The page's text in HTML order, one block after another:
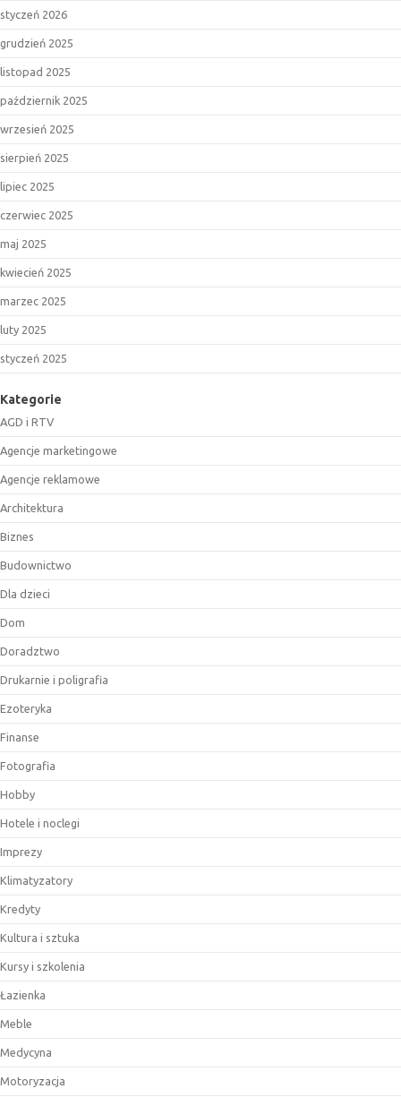
styczeń 2026
grudzień 2025
listopad 2025
październik 2025
wrzesień 2025
sierpień 2025
lipiec 2025
czerwiec 2025
maj 2025
kwiecień 2025
marzec 2025
luty 2025
styczeń 2025
Kategorie
AGD i RTV
Agencje marketingowe
Agencje reklamowe
Architektura
Biznes
Budownictwo
Dla dzieci
Dom
Doradztwo
Drukarnie i poligrafia
Ezoteryka
Finanse
Fotografia
Hobby
Hotele i noclegi
Imprezy
Klimatyzatory
Kredyty
Kultura i sztuka
Kursy i szkolenia
Łazienka
Meble
Medycyna
Motoryzacja